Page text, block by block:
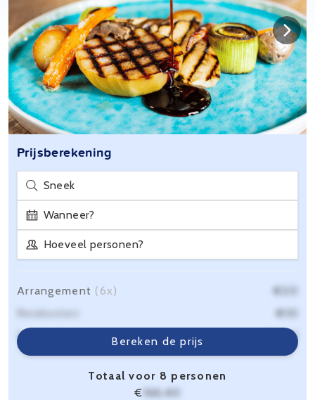
Prijsberekening
Sneek
Wanneer?
Hoeveel personen?
Bereken de prijs
Arrangement (6x)
€20
Reiskosten
€10
Servicekosten
€6,40
Totaal voor 8 personen
€ 166,40